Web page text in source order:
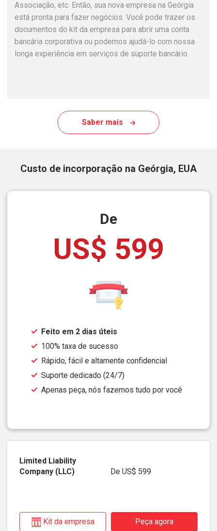
Associação, etc. Então, sua nova empresa na Geórgia
está pronta para fazer negócios. Você pode trazer os
documentos do kit da empresa para abrir uma conta
bancária corporativa ou podemos ajudá-lo com nossa
longa experiência em serviços de suporte bancário.
Saber mais
Custo de incorporação na Geórgia, EUA
De
US$ 599
Feito em 2 dias úteis
100% taxa de sucesso
Rápido, fácil e altamente confidencial
Suporte dedicado (24/7)
Apenas peça, nós fazemos tudo por você
De US$ 599
Kit da empresa Peça agora